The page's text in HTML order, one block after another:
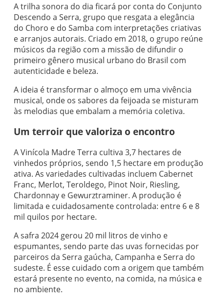
A trilha sonora do dia ficará por conta do Conjunto
Descendo a Serra, grupo que resgata a elegância
do Choro e do Samba com interpretações criativas
e arranjos autorais. Criado em 2018, o grupo reúne
músicos da região com a missão de difundir o
primeiro gênero musical urbano do Brasil com
autenticidade e beleza.
A ideia é transformar o almoço em uma vivência
musical, onde os sabores da feijoada se misturam
às melodias que embalam a memória coletiva.
Um terroir que valoriza o encontro
A Vinícola Madre Terra cultiva 3,7 hectares de
vinhedos próprios, sendo 1,5 hectare em produção
ativa. As variedades cultivadas incluem Cabernet
Franc, Merlot, Teroldego, Pinot Noir, Riesling,
Chardonnay e Gewurztraminer. A produção é
limitada e cuidadosamente controlada: entre 6 e 8
mil quilos por hectare.
A safra 2024 gerou 20 mil litros de vinho e
espumantes, sendo parte das uvas fornecidas por
parceiros da Serra gaúcha, Campanha e Serra do
sudeste. É esse cuidado com a origem que também
estará presente no evento, na comida, na música e
no ambiente.